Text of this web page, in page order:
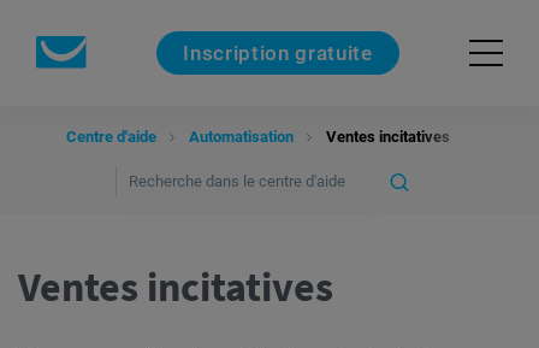
Inscription gratuite
Centre d'aide Automatisation Ventes incitatives
Ventes incitatives